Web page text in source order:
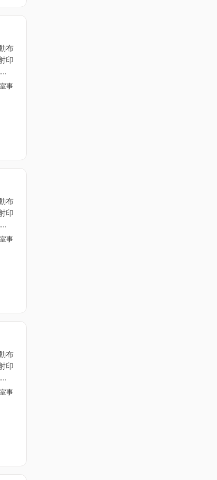
布
印
機
事
布
印
機
事
布
印
機
事